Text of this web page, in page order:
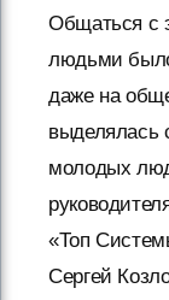
Общаться с
людьми
даже на
выделялась
молодых
«Топ
Сергей